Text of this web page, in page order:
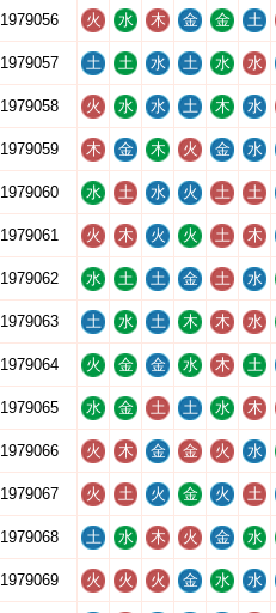
1979056 火 水 木 金 金 土
1979057 土 土 水 土 水 水
1979058 火 水 水 土 木 水
1979059 木 金 木 火 金 水
1979060 水 土 水 火 土 土
1979061 火 木 火 火 土 木
1979062 水 土 土 金 土 水
1979063 土 水 土 木 木 水
1979064 火 金 金 水 木 土
1979065 水 金 土 土 水 木
1979066 火 木 金 金 火 水
1979067 火 土 火 金 火 土
1979068 土 水 木 火 金 水
1979069 火 火 火 金 水 水